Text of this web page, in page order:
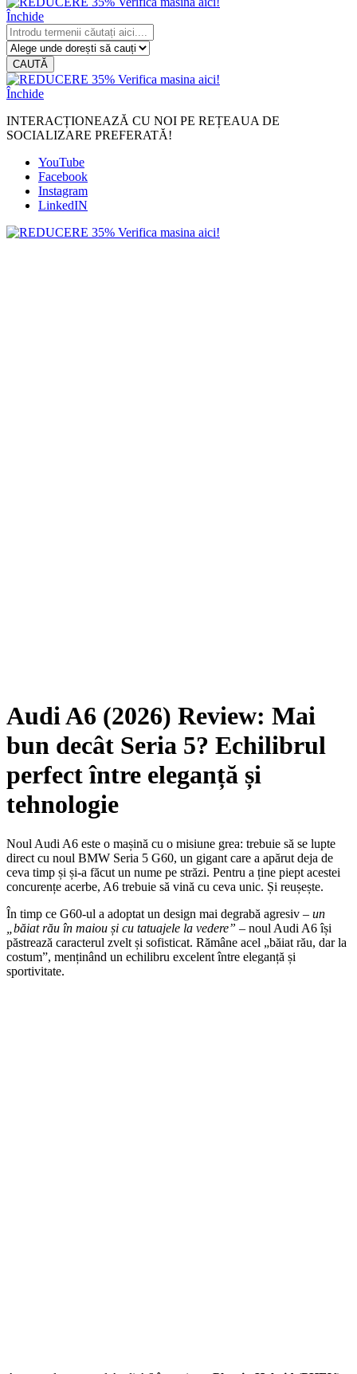
Închide
CAUTĂ
Închide
INTERACȚIONEAZĂ CU NOI PE REȚEAUA DE
SOCIALIZARE PREFERATĂ!
YouTube
Facebook
Instagram
LinkedIN
Audi A6 (2026) Review: Mai
bun decât Seria 5? Echilibrul
perfect între eleganță și
tehnologie
Noul Audi A6 este o mașină cu o misiune grea: trebuie să se lupte
direct cu noul BMW Seria 5 G60, un gigant care a apărut deja de
ceva timp și și-a făcut un nume pe străzi. Pentru a ține piept acestei
concurențe acerbe, A6 trebuie să vină cu ceva unic. Și reușește.
În timp ce G60-ul a adoptat un design mai degrabă agresiv – un
„băiat rău în maiou și cu tatuajele la vedere” – noul Audi A6 își
păstrează caracterul zvelt și sofisticat. Rămâne acel „băiat rău, dar la
costum”, menținând un echilibru excelent între eleganță și
sportivitate.